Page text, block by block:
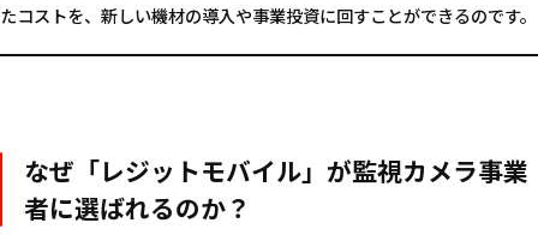
たコストを、新しい機材の導入や事業投資に回すことができるのです。
なぜ「レジットモバイル」が監視カメラ事業
者に選ばれるのか？